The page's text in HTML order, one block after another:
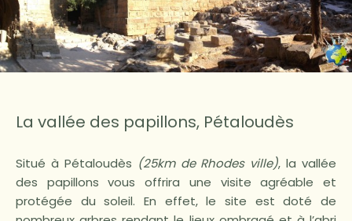
La vallée des papillons, Pétaloudès
Situé à Pétaloudès (25km de Rhodes ville), la vallée
des papillons vous offrira une visite agréable et
protégée du soleil. En effet, le site est doté de